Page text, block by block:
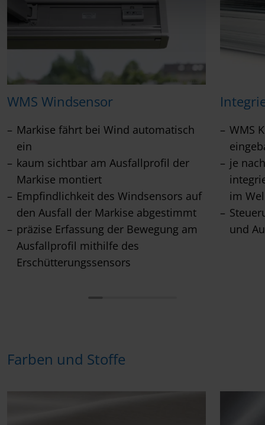
WMS Windsensor
Markise fährt bei Wind automatisch
ein
kaum sichtbar am Ausfallprofil der
Markise montiert
Empfindlichkeit des Windsensors auf
den Ausfall der Markise abgestimmt
präzise Erfassung der Bewegung am
Ausfallprofil mithilfe des
Erschütterungssensors
WMS
je
im
und
Farben und Stoffe